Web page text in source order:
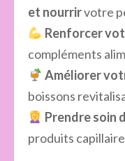
et nourrirvotre
Renforcer
compléments
Améliorer
boissons
Prendre soin
produits